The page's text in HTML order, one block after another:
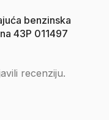
benzinska
43P 011497
recenziju.